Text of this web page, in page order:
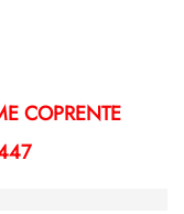
COPRENTE